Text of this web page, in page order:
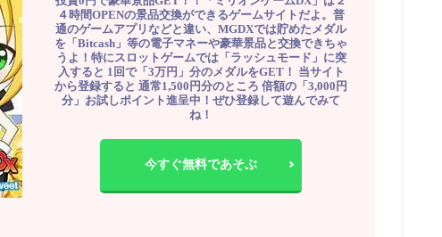
４時間OPENの景品交換ができるゲームサイトだよ。普
通のゲームアプリなどと違い、MGDXでは貯めたメダル
を「Bitcash」等の電子マネーや豪華景品と交換できちゃ
うよ！特にスロットゲームでは「ラッシュモード」に突
入すると 1回で「3万円」分のメダルをGET！ 当サイト
から登録すると 通常1,500円分のところ 倍額の「3,000円
分」お試しポイント進呈中！ぜひ登録して遊んでみて
ね！
今すぐ無料であそぶ